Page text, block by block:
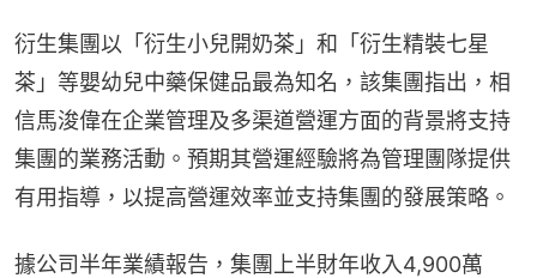
衍生集團以「衍生小兒開奶茶」和「衍生精裝七星
茶」等嬰幼兒中藥保健品最為知名，該集團指出，相
信馬浚偉在企業管理及多渠道營運方面的背景將支持
集團的業務活動。預期其營運經驗將為管理團隊提供
有用指導，以提高營運效率並支持集團的發展策略。
據公司半年業績報告，集團上半財年收入4,900萬